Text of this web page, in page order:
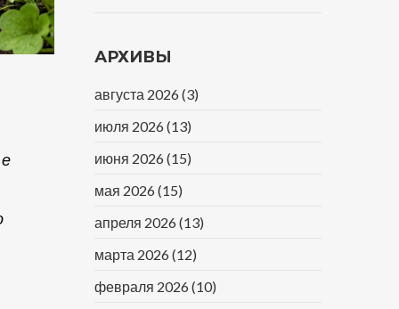
АРХИВЫ
августа 2026 (3)
июля 2026 (13)
июня 2026 (15)
мая 2026 (15)
апреля 2026 (13)
марта 2026 (12)
февраля 2026 (10)